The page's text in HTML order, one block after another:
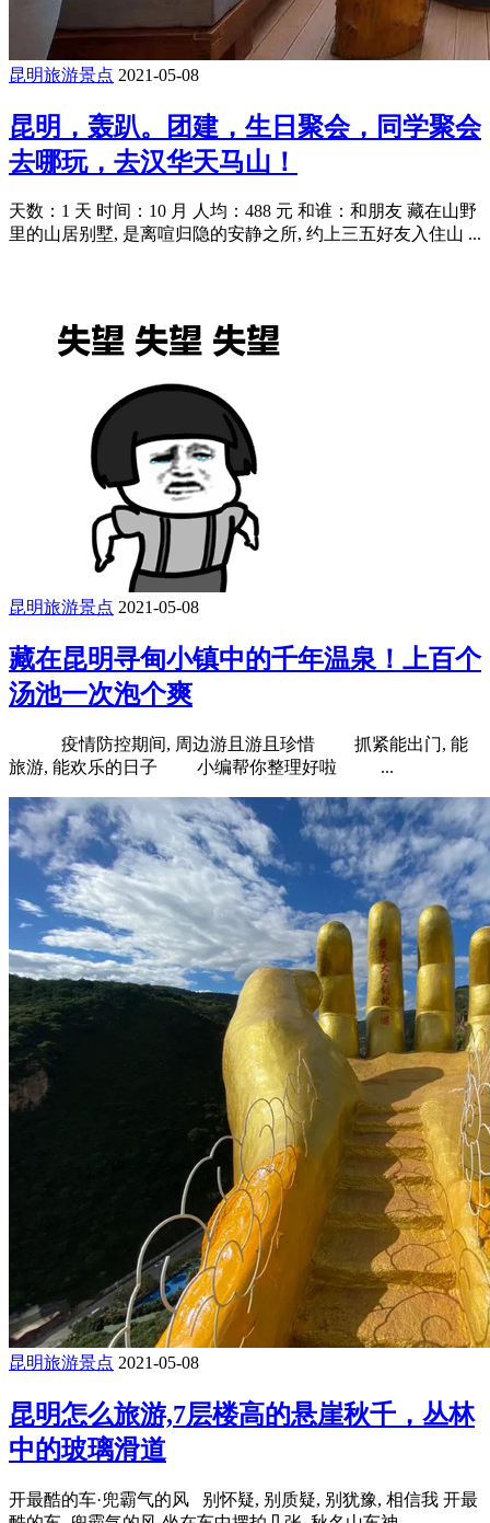
昆明旅游景点 2021-05-08
昆明，轰趴。团建，生日聚会，同学聚会
去哪玩，去汉华天马山！
天数：1 天 时间：10 月 人均：488 元 和谁：和朋友 藏在山野
里的山居别墅, 是离喧归隐的安静之所, 约上三五好友入住山 ...
昆明旅游景点 2021-05-08
藏在昆明寻甸小镇中的千年温泉！上百个
汤池一次泡个爽
疫情防控期间, 周边游且游且珍惜 抓紧能出门, 能
旅游, 能欢乐的日子 小编帮你整理好啦 ...
昆明旅游景点 2021-05-08
昆明怎么旅游,7层楼高的悬崖秋千，丛林
中的玻璃滑道
开最酷的车·兜霸气的风 别怀疑, 别质疑, 别犹豫, 相信我 开最